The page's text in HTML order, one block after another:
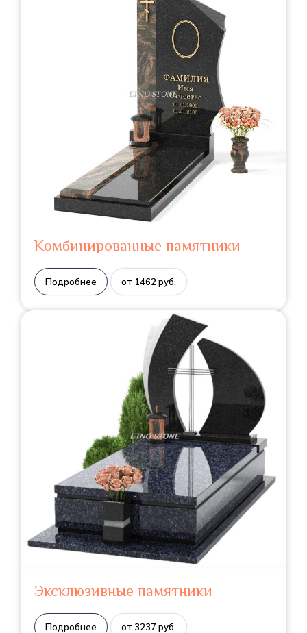
Комбинированные памятники
Подробнее от 1462 руб.
Эксклюзивные памятники
Подробнее от 3237 руб.